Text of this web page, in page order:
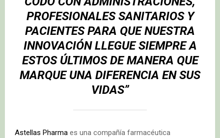
PROFESIONALES SANITARIOS Y
PACIENTES PARA QUE NUESTRA
INNOVACIÓN LLEGUE SIEMPRE A
ESTOS ÚLTIMOS DE MANERA QUE
MARQUE UNA DIFERENCIA EN SUS
VIDAS”
Astellas Pharma es una compañía farmacéutica